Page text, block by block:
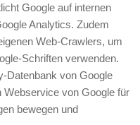
Google auf internen
Analytics. Zudem
Web-Crawlers, um
Schriften verwenden.
Datenbank von Google
Webservice von Google für
bewegen und